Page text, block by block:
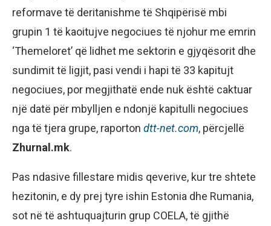
reformave të deritanishme të Shqipërisë mbi
grupin 1 të kaoitujve negociues të njohur me emrin
‘Themeloret’ që lidhet me sektorin e gjyqësorit dhe
sundimit të ligjit, pasi vendi i hapi të 33 kapitujt
negociues, por megjithatë ende nuk është caktuar
një datë për mbylljen e ndonjë kapitulli negociues
nga të tjera grupe, raporton dtt-net.com, përcjellë
Zhurnal.mk.
Pas ndasive fillestare midis qeverive, kur tre shtete
hezitonin, e dy prej tyre ishin Estonia dhe Rumania,
sot në të ashtuquajturin grup COELA, të gjithë